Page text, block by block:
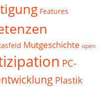
Features
Mutgeschichte open
PC-
Plastik